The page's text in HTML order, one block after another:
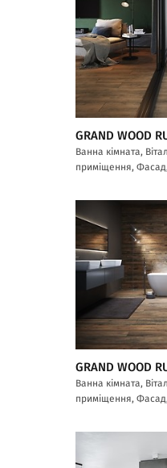
GRAND WOOD
Ванна кімната,
приміщення,
GRAND WOOD
Ванна кімната,
приміщення,